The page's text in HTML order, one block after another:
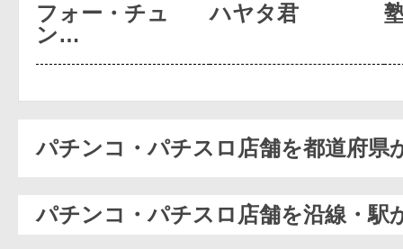
フォー・チュ
ン…
ハヤタ君
パチンコ・パチスロ店舗を都道府県
パチンコ・パチスロ店舗を沿線・駅